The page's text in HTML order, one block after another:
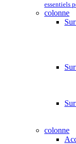
essentiels
colonne
colonne